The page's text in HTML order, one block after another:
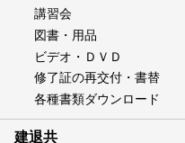
講習会
図書・用品
ビデオ・ＤＶＤ
修了証の再交付・書替
各種書類ダウンロード
建退共